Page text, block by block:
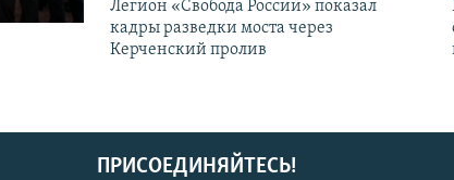
Легион «Свобода России» показал
кадры разведки моста через
Керченский пролив
ПРИСОЕДИНЯЙТЕСЬ!